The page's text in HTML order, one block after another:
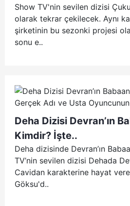
Show TV'nin sevilen dizisi
olarak tekrar çekilecek. Aynı
şirketinin bu sezonki projesi
sonu e..
Deha Dizisi Devran’ın
Kimdir? İşte..
Deha dizisinde Devran’ın
TV’nin sevilen dizisi Dehada
Cavidan karakterine hayat
Göksu'd..